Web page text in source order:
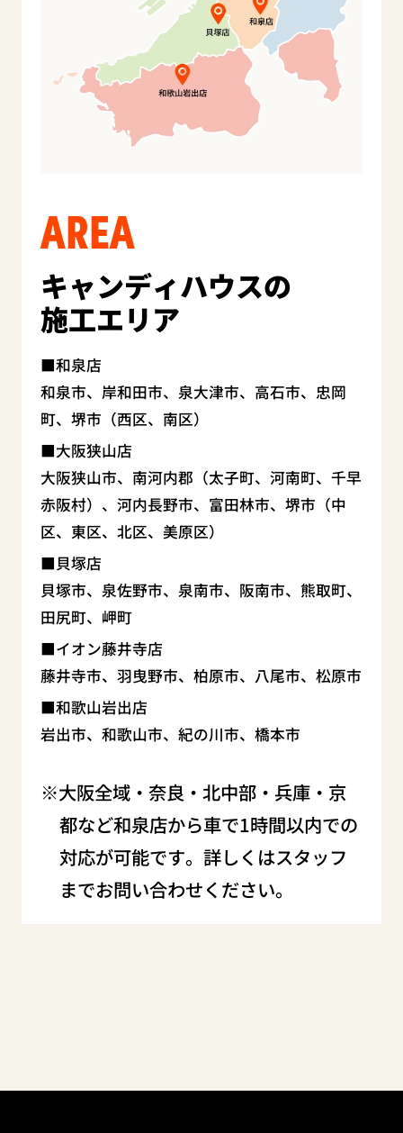
AREA
キャンディハウスの
施工エリア
和泉店
和泉市、岸和田市、泉大津市、高石市、忠岡
町、堺市（西区、南区）
大阪狭山店
大阪狭山市、南河内郡（太子町、河南町、千早
赤阪村）、河内長野市、富田林市、堺市（中
区、東区、北区、美原区）
貝塚店
貝塚市、泉佐野市、泉南市、阪南市、熊取町、
田尻町、岬町
イオン藤井寺店
藤井寺市、羽曳野市、柏原市、八尾市、松原市
和歌山岩出店
岩出市、和歌山市、紀の川市、橋本市
大阪全域・奈良・北中部・兵庫・京
都など和泉店から車で1時間以内での
対応が可能です。詳しくはスタッフ
までお問い合わせください。